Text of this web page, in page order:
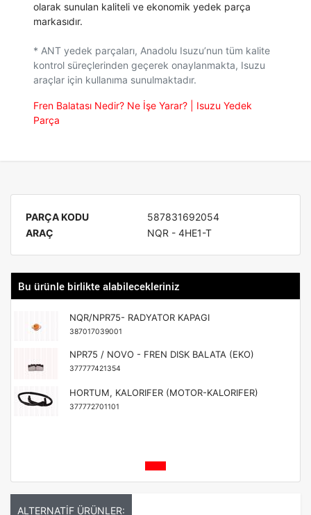
olarak sunulan kaliteli ve ekonomik yedek parça
markasıdır.
* ANT yedek parçaları, Anadolu Isuzu’nun tüm kalite
kontrol süreçlerinden geçerek onaylanmakta, Isuzu
araçlar için kullanıma sunulmaktadır.
Fren Balatası Nedir? Ne İşe Yarar? | Isuzu Yedek
Parça
PARÇA KODU
587831692054
ARAÇ
NQR - 4HE1-T
Bu ürünle birlikte alabilecekleriniz
NQR/NPR75- RADYATOR KAPAGI
387017039001
NPR75 / NOVO - FREN DISK BALATA (EKO)
377777421354
HORTUM, KALORIFER (MOTOR-KALORIFER)
377772701101
ALTERNATİF ÜRÜNLER: